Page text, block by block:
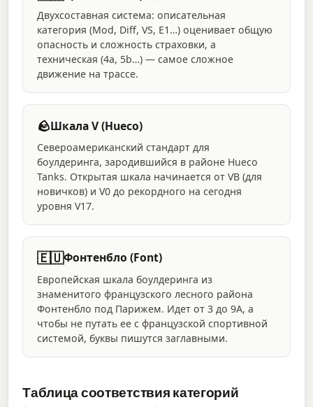
Двухсоставная система: описательная
категория (Mod, Diff, VS, E1…) оценивает общую
опасность и сложность страховки, а
техническая (4a, 5b…) — самое сложное
движение на трассе.
🪨Шкала V (Hueco)
Североамериканский стандарт для
боулдеринга, зародившийся в районе Hueco
Tanks. Открытая шкала начинается от VB (для
новичков) и V0 до рекордного на сегодня
уровня V17.
🇪🇺Фонтенбло (Font)
Европейская шкала боулдеринга из
знаменитого французского лесного района
Фонтенбло под Парижем. Идет от 3 до 9A, а
чтобы не путать ее с французской спортивной
системой, буквы пишутся заглавными.
Таблица соответствия категорий